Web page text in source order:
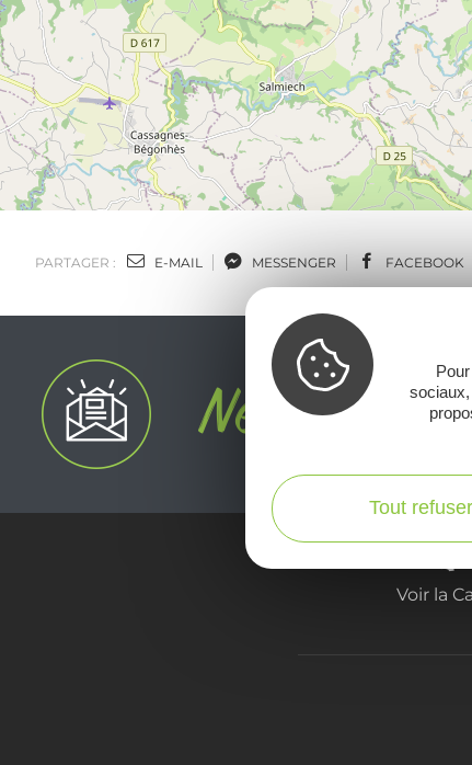
PARTAGER : E-MAIL MESSENGER FACEBOOK
Voir la
Tout refuser